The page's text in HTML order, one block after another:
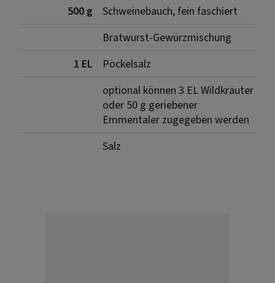
500 g
Schweinebauch, fein faschiert
Bratwurst-Gewürzmischung
1 EL
Pöckelsalz
optional können 3 EL Wildkräuter
oder 50 g geriebener
Emmentaler zugegeben werden
Salz